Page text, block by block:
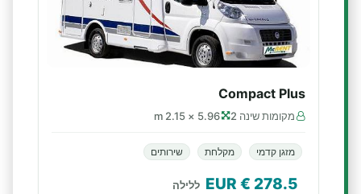
Compact Plus
מקומות שינה 2 5.96 × 2.15 m
מזגן קדמי מקלחת שירותים
278.5
€ EUR ללילה